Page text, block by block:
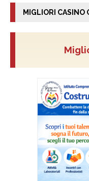
MIGLIORI CASINO